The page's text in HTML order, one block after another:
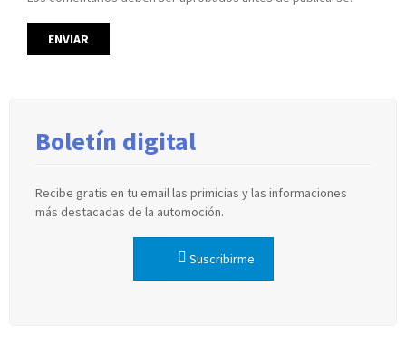
Boletín digital
Recibe gratis en tu email las primicias y las informaciones
más destacadas de la automoción.
Suscribirme